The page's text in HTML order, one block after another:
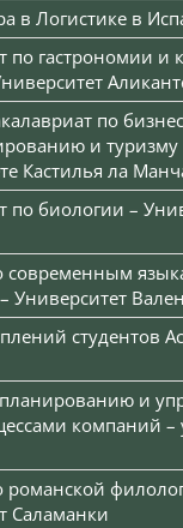
в Логистике в
по гастрономии и
по
и туризму
Кастилья ла
по биологии –
современным
Университет
студентов
и
компаний –
романской
Саламанки